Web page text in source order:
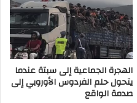
الهجرة الجماعية إلى سبتة عندما
يتحول حلم الفردوس الأوروبي إلى
صدمة الواقع